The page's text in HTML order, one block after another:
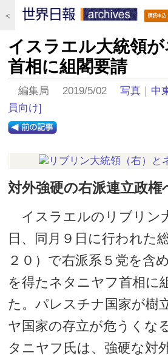
＜
イスラエル大統領
首相に組閣要請
編集局 2019/5/02写真 ｜ 中
員向け]
対外強硬の右派連立政権
イスラエルのリブリン
日、同月９日に行われた
２０）で右派系５党を含
を得たネタニヤフ首相に
た。パレスチナ国家が樹
ヤ国家の存立が危うくな
タニヤフ氏は、強硬な対